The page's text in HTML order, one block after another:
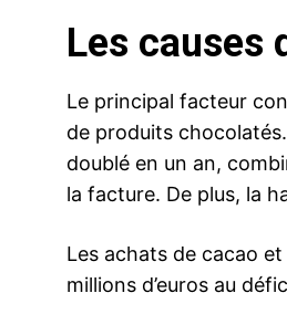
Les causes
Le principal facteur
de produits
doublé en un an,
la facture. De plus, la
Les achats de cacao
millions d’euros au